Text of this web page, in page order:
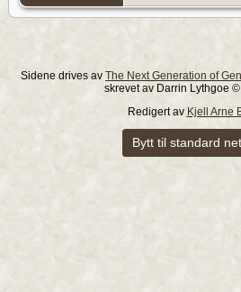
Sidene drives av The Next Generation of
skrevet av Darrin Lythgoe
Redigert av Kjell Arne
Bytt til standard